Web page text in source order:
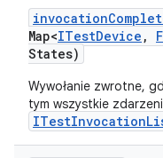
invocation
Map<ITestDevice ,
States)
Wywołanie zwrotne,
tym wszystkie